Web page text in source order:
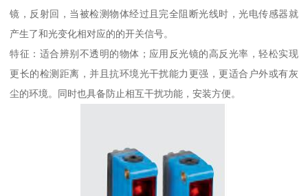
镜，反射回，当被检测物体经过且完全阻断光线时，光电传感器就
产生了和光变化相对应的的开关信号。
特征：适合辨别不透明的物体；应用反光镜的高反光率，轻松实现
更长的检测距离，并且抗环境光干扰能力更强，更适合户外或有灰
尘的环境。同时也具备防止相互干扰功能，安装方便。